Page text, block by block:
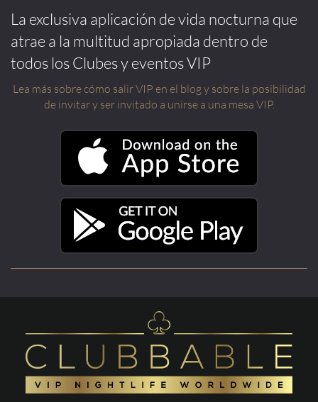
La exclusiva aplicación de vida nocturna que
atrae a la multitud apropiada dentro de
todos los Clubes y eventos VIP
Lea más sobre cómo salir VIP en el blog y sobre la posibilidad
de invitar y ser invitado a unirse a una mesa VIP.